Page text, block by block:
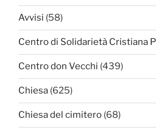
Avvisi (58)
Centro di Solidarietà Cristiana
Centro don Vecchi (439)
Chiesa (625)
Chiesa del cimitero (68)